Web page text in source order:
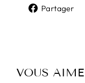
Partager
VOUS